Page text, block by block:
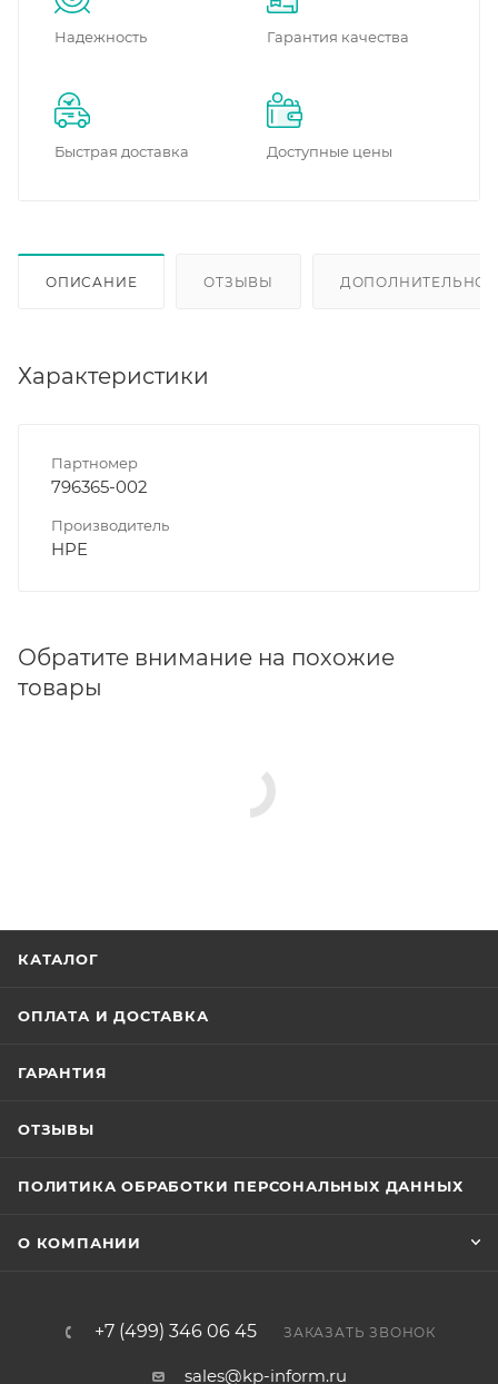
Надежность Гарантия качества
Быстрая доставка Доступные цены
ОПИСАНИЕ ОТЗЫВЫ ДОПОЛНИТЕЛЬНО
Характеристики
Партномер
796365-002
Производитель
HPE
Обратите внимание на похожие
товары
КАТАЛОГ
ОПЛАТА И ДОСТАВКА
ГАРАНТИЯ
ОТЗЫВЫ
ПОЛИТИКА ОБРАБОТКИ ПЕРСОНАЛЬНЫХ ДАННЫХ
О КОМПАНИИ
+7 (499) 346 06 45 ЗАКАЗАТЬ ЗВОНОК
sales@kp-inform.ru